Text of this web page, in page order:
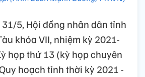
31/5, Hội đồng nhân dân tỉnh
khóa VII, nhiệm kỳ 2021-
họp thứ 13 (kỳ họp chuyên
hoạch tỉnh thời kỳ 2021 -